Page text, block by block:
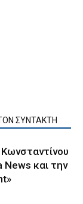
ΣΥΝΤΑΚΤΗ
News και την